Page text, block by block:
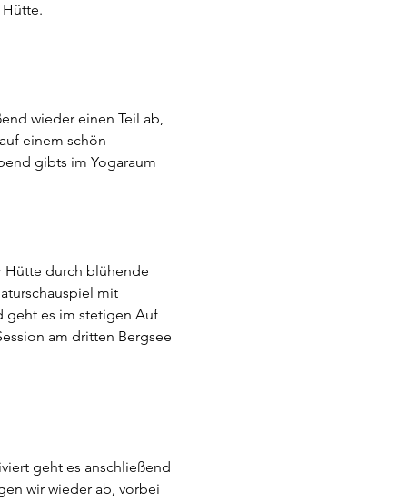
wieder einen Teil ab,
einem schön
gibts im Yogaraum
Hütte durch blühende
mit
geht es im stetigen Auf
am dritten Bergsee
geht es anschließend
wir wieder ab, vorbei